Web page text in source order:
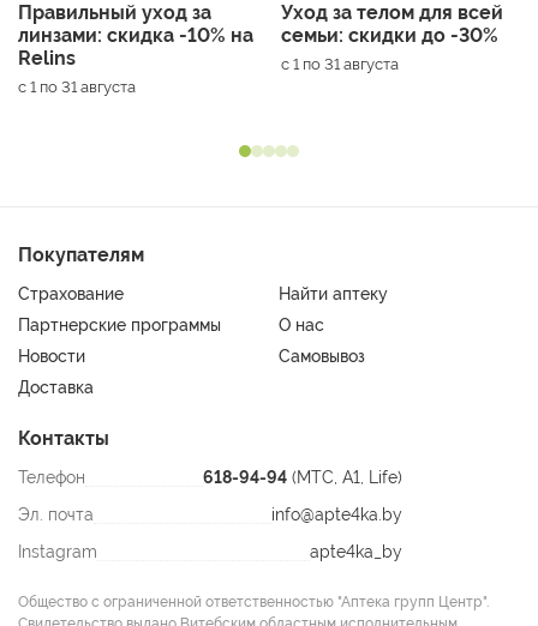
Правильный уход за
линзами: скидка -10% на
Relins
с 1 по 31 августа
Уход за телом для всей
семьи: скидки до -30%
с 1 по 31 августа
Покупателям
Страхование
Найти аптеку
Партнерские программы
О нас
Новости
Самовывоз
Доставка
Контакты
Телефон 618-94-94 (МТС, A1, Life)
Эл. почта
info@apte4ka.by
Instagram
apte4ka_by
Общество с ограниченной ответственностью "Аптека групп Центр".